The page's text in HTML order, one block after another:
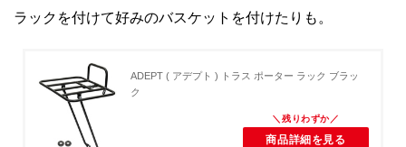
ラックを付けて好みのバスケットを付けたりも。
ADEPT ( アデプト ) トラス ポーター ラック ブラッ
ク
商品詳細を見る